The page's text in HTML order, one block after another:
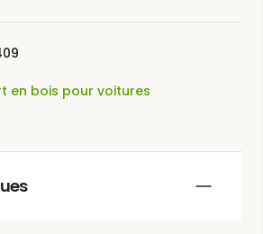
en bois pour voitures